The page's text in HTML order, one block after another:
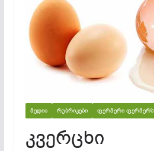
ᲛᲔᲓᲘᲐ ᲠᲣᲑᲠᲘᲙᲔᲑᲘ ᲤᲔᲠᲛᲔᲠᲘ ᲤᲔᲠᲛᲔᲠᲡ
კვერცხი